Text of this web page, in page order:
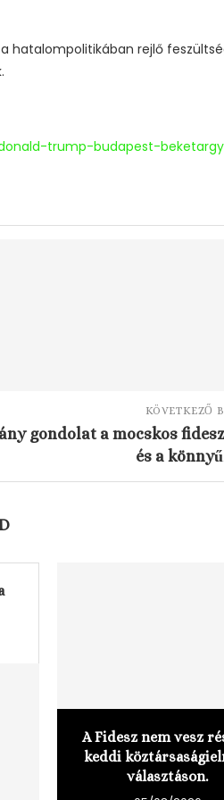
hatalompolitikában rejlő
trump-budapest-
KÖVETKEZŐ
gondolat a mocskos
és a
A Fidesz nem vesz
keddi
választáson.